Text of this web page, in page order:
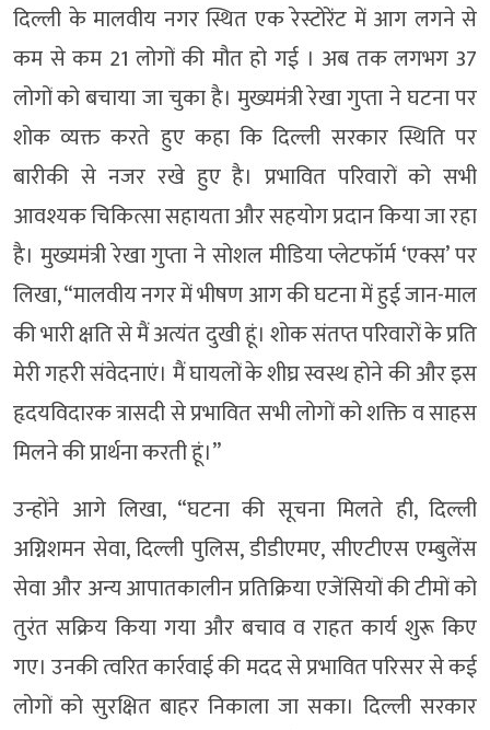
दिल्ली के मालवीय नगर स्थित एक रेस्टोरेंट में आग लगने से
कम से कम 21 लोगों की मौत हो गई । अब तक लगभग 37
लोगों को बचाया जा चुका है। मुख्यमंत्री रेखा गुप्ता ने घटना पर
शोक व्यक्त करते हुए कहा कि दिल्ली सरकार स्थिति पर
बारीकी से नजर रखे हुए है। प्रभावित परिवारों को सभी
आवश्यक चिकित्सा सहायता और सहयोग प्रदान किया जा रहा
है। मुख्यमंत्री रेखा गुप्ता ने सोशल मीडिया प्लेटफॉर्म ‘एक्स’ पर
लिखा, “मालवीय नगर में भीषण आग की घटना में हुई जान-माल
की भारी क्षति से मैं अत्यंत दुखी हूं। शोक संतप्त परिवारों के प्रति
मेरी गहरी संवेदनाएं। मैं घायलों के शीघ्र स्वस्थ होने की और इस
हृदयविदारक त्रासदी से प्रभावित सभी लोगों को शक्ति व साहस
मिलने की प्रार्थना करती हूं।”
उन्होंने आगे लिखा, “घटना की सूचना मिलते ही, दिल्ली
अग्निशमन सेवा, दिल्ली पुलिस, डीडीएमए, सीएटीएस एम्बुलेंस
सेवा और अन्य आपातकालीन प्रतिक्रिया एजेंसियों की टीमों को
तुरंत सक्रिय किया गया और बचाव व राहत कार्य शुरू किए
गए। उनकी त्वरित कार्रवाई की मदद से प्रभावित परिसर से कई
लोगों को सुरक्षित बाहर निकाला जा सका। दिल्ली सरकार